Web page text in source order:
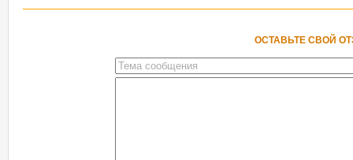
ОСТАВЬТЕ СВОЙ